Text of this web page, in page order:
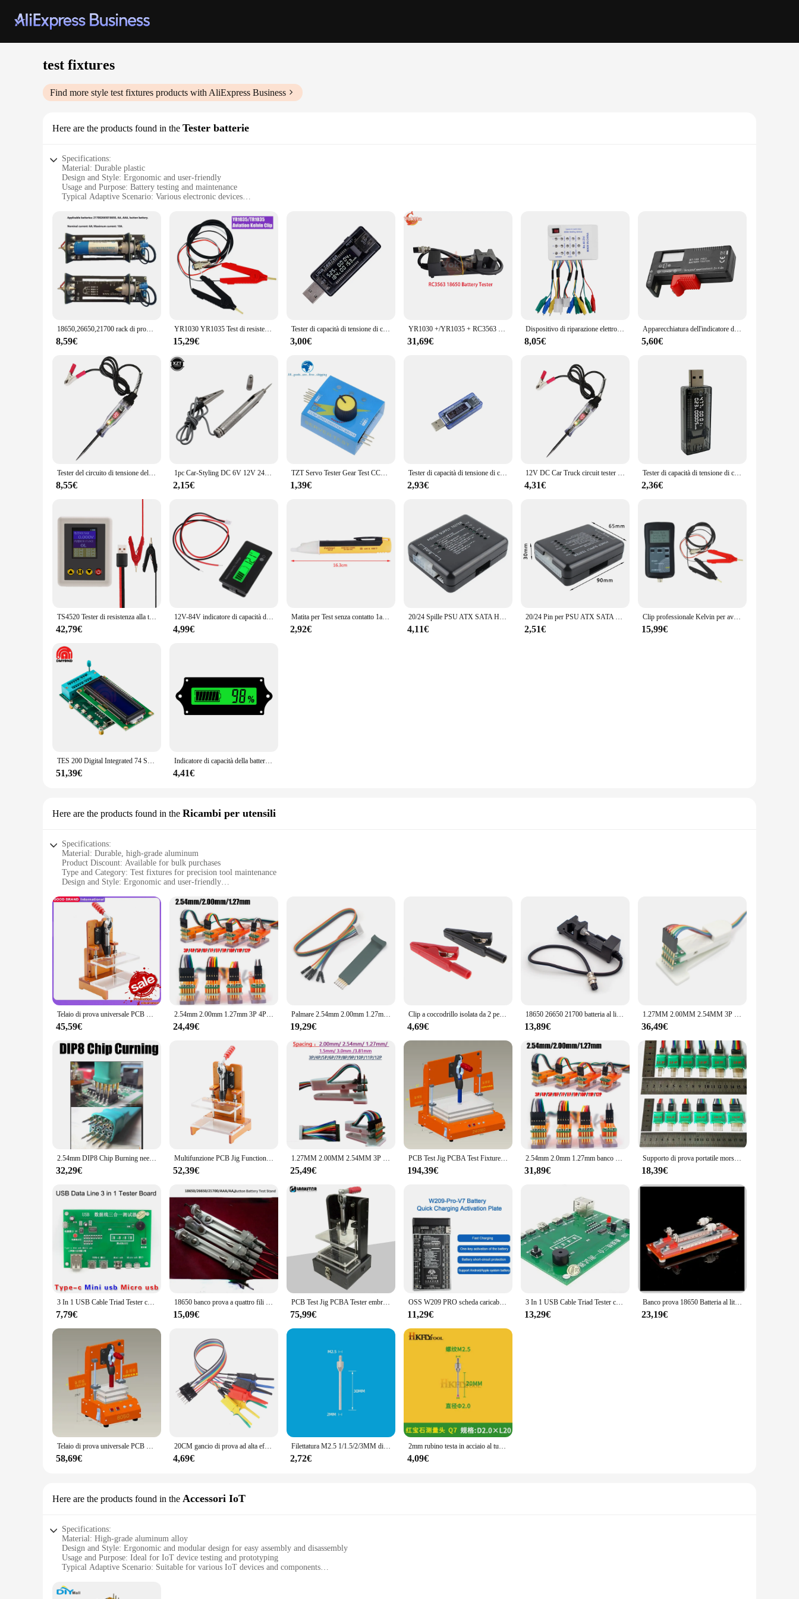
test fixtures
Find more style test fixtures products with AliExpress Business
Here are the products found in the Tester batterie
Specifications:
Material: Durable plastic
Design and Style: Ergonomic and user-friendly
Usage and Purpose: Battery testing and maintenance
Typical Adaptive Scenario: Various electronic devices
Performance and Property: Accurate and reliable test results
Features:
**Precision in Testing**
The test fixtures are meticulously designed to provide precise and accurate testing for batteries. The durable plastic construction ensures longevity and reliability, making them an essential tool for
professionals and hobbyists alike. The ergonomic design of these test fixtures allows for easy handling and efficient testing, making them an indispensable part of any battery maintenance routine.
**Versatility in Application**
These test fixtures are not limited to a specific type of battery; they are versatile enough to cater to a wide range of electronic devices. Whether you're testing the performance of a laptop battery, a
smartphone battery, or any other device that requires a reliable power source, these test fixtures will deliver accurate results. Their compact and portable nature make them ideal for use in various
settings, from a professional workshop to a DIY enthusiast's home lab.
**Ease of Use and Convenience**
The test fixtures are designed with user convenience in mind. They are straightforward to use, with clear instructions and easy-to-read indicators that provide immediate feedback on battery
streamline your battery testing process, ensuring that you get reliable and consistent results every time.
18650,26650,21700 rack di prova della batteria, rack di prova a quattro fili, dispositivo della scatola della batteria, rack di resistenza interna di capacità
8,59€
YR1030 YR1035 Test di resistenza interna della batteria Clip Kelvin 18650 26650 32650 Test della batteria morsetto Kelvin
15,29€
Tester di capacità di tensione di corrente USB Volt rilevamento della tensione di corrente Tester di capacità del caricatore Tester Tester di alimentazione Mobile Test della batteria
3,00€
YR1030 +/YR1035 + RC3563 18650 Tester batteria tensione batteria al litio resistenza interna Tester apparecchio strumento Tester di alimentazione della batteria
31,69€
Dispositivo di riparazione elettromobile Controller per veicoli elettrici Test della batteria rilevamento della manutenzione per Tester E-bike 24V 36V 48V 60V 72V
8,05€
Apparecchiatura dell'indicatore del Tester della capacità della batteria strumento di prova universale accessorio di misurazione del dispositivo di controllo del Volt compatto
5,60€
Tester del circuito di tensione del camion dell'automobile strumenti automatici 3-36V penna di prova della sonda diagnostica dell'auto lampadina strumenti elettrici della penna di misurazione
8,55€
1pc Car-Styling DC 6V 12V 24V sistema di illuminazione sonda di prova lampada continuità auto circuito di tensione elettronico Tester cavo diagnostico
2,15€
TZT Servo Tester Gear Test CCPM coerenza Master Checker 3CH 4.8-6V con spia luminosa
1,39€
Tester di capacità di tensione di corrente USB Volt rilevamento della tensione di corrente Tester di capacità del caricatore Tester Tester di alimentazione Mobile Test della batteria
2,93€
12V DC Car Truck circuit tester circuito di tensione automobilistico Test per Auto voltmetro lampadina strumenti diagnostici per automobili riparazione automatica
4,31€
Tester di capacità di tensione di corrente USB Volt rilevamento della tensione di corrente Tester di capacità del caricatore Tester Tester di alimentazione Mobile Test della batteria
2,36€
TS4520 Tester di resistenza alla tensione A 4 fili AC 1.77 'Display TFT Tester di resistenza della batteria con cavo di prova da USB A Kelvin di tipo A
42,79€
12V-84V indicatore di capacità della batteria al piombo acido voltmetro Monitor LCD voltmetro
4,99€
Matita per Test senza contatto 1ac-d penna elettrica a induzione Ultra-sicura rilevatore VD02
2,92€
20/24 Spille PSU ATX SATA HDD Tester Dell'alimentazione elettrica LED di Indicazione di Diagnostica Strumento di Test per Anodo, Catodo 12 V 5 V 3.3 V
4,11€
20/24 Pin per PSU ATX SATA HDD Checker Meter misura indicazione LED strumento diagnostico test per PC Computer Power Supply Tester
2,51€
Clip professionale Kelvin per aviazione YR1035 per test resistenza interna della batteria per batteria compatta 18650 26650
15,99€
TES 200 Digital Integrated 74 Series 40 Series Circuit Tester Ic Tester IC Logic Gate Test circuito integrato Checker Tool Parts
51,39€
Indicatore di capacità della batteria al litio acido al piombo 12V/24V/36V/48V Indicatore di capacità LED Tester batteria indicatore di livello di carica Livello di potenza Test del rilevatore
4,41€
Here are the products found in the Ricambi per utensili
Specifications:
Material: Durable, high-grade aluminum
Product Discount: Available for bulk purchases
Type and Category: Test fixtures for precision tool maintenance
Design and Style: Ergonomic and user-friendly
Typical Adaptive Scenario: Suitable for professional workshops and DIY enthusiasts
Shape or Size or Weight or Quantity: Versatile set configurations to suit various tool types
Features:
**Precision and Reliability**
The test fixtures are meticulously crafted from high-grade aluminum, ensuring both durability and precision. Designed to support a variety of tools, these fixtures are not just robust but also engineered
to enhance the efficiency of tool maintenance and repair. The ergonomic design allows for comfortable handling, reducing fatigue during prolonged use. Whether you're a professional mechanic or a
hobbyist, these test fixtures are the perfect addition to your toolkit, promising reliability and consistency in your work.
**Versatility and Adaptability**
These test fixtures come in a variety of configurations, catering to different tool types and sizes. The adaptive nature of the fixtures makes them suitable for a wide range of applications, from
precision calibration to general tool maintenance. The sets are designed to be user-friendly, making them accessible to both novices and seasoned professionals. The wholesale availability and support
from reliable vendors and suppliers ensure that you have access to the best tools for your needs.
The test fixtures are engineered to optimize the efficiency of tool maintenance and repair. They are not just about durability; they are about streamlining your workflow. The sets are designed to be
easily accessible, allowing for quick tool changes and reducing downtime. Whether you're a vendor, supplier, or an individual looking to improve your tool management, these test fixtures are an
essential addition to your toolbox. With their high-quality performance and property, they are sure to become an indispensable part of your tool arsenal.
Telaio di prova universale PCB Test Jig Stereo Frame PCBA Test Circuit Board Fixture Tool
45,59€
2.54mm 2.00mm 1.27mm 3P 4P 5P 6P 7P 8P 9P 10P PCB Test stand clip morsetto dispositivo Download programmazione burning JTAG sonda pin
24,49€
Palmare 2.54mm 2.00mm 1.27mm 3P 4P 5P 6P PCB Test Stand masterizzazione Clip pin dispositivo Debug Download programma ARM emulatore sonda JTAG
19,29€
Clip a coccodrillo isolata da 2 pezzi Clip di prova della batteria da 2mm Clip di prova per tester per multimetro a Banana femmina sonda per cavi a penna Clip a coccodrillo
4,69€
18650 26650 21700 batteria al litio sistema a quattro fili misuratore di resistenza interna staffa di prova supporto per morsetto per batteria
13,89€
1.27MM 2.00MM 2.54MM 3P 4P 5P 6P 7P PCB Test Stand masterizzazione Clip pin dispositivo Debug Download programma ARM JTAG emulatore strumenti sonda
36,49€
2.54mm DIP8 Chip Burning needle 2 x4p PCB Test Stand Fixture Firmware Burn test sonda pin a molla per Chip da 6.2mm
32,29€
Multifunzione PCB Jig Functional Test Stand FCT Jig ICT Circuit Board telaio di prova universale PCBA Tester Fixture Stroke 60MM
52,39€
1.27MM 2.00MM 2.54MM 3P 4P 5P 6P 8P 12P PCB banco di prova Clip di combustione morsetto Pin dispositivo Debug Download programma braccio JTAG strumento sonda
25,49€
PCB Test Jig PCBA Test Fixture Tool telaio di prova universale apparecchio in bachelite Test Rack Circuit Board Test Fixture Pin Plate
194,39€
2.54mm 2.0mm 1.27mm banco di prova PCB Clip morsetto dispositivo Download programmazione Burning JTAG sonda Pin 3P 4P 5P 6P 7P 8P 10P cavo
31,89€
Supporto di prova portatile morsetto a Clip per PCB 2.54mm 2.00mm 1.27mm dispositivo di Download programma di masterizzazione JTAG sonda Pin 3P 4P 5P 6P 7P 8P cavo
18,39€
3 In 1 USB Cable Triad Tester cavo di ricarica scheda di prova Tpye-c Mini USB Micro PCB Board Data Wire Test Fixture
7,79€
18650 banco prova a quattro fili batteria supporto per Tester di capacità 26650 apparecchio batteria supporto per Tester di resistenza interna AA
15,09€
PCB Test Jig PCBA Tester embrione telaio telaio di prova universale banco di prova circuito di rilevamento staffa apparecchio 130x70mm
75,99€
OSS W209 PRO scheda caricabatteria per IPhone 6-13 Pro Max dispositivo di prova per Huawei Samsung strumento di riparazione di attivazione delle batterie
11,29€
3 In 1 USB Cable Triad Tester cavo di ricarica scheda di prova Tpye-c Mini USB Micro PCB Board Data Wire Test Fixture
13,29€
Banco prova 18650 Batteria al litio 26800 Dispositivo 32650 Capacità 26650 Corrente massima 21700 Supporto 20A
23,19€
Telaio di prova universale PCB Test Jig PCBA Test Fixture Tool apparecchio in bachelite Test Rack Circuit Board Test Fixture Pin Plate
58,69€
20CM gancio di prova ad alta efficienza Clip analizzatore logico cavo pinza sonda Kit morsetto di prova per chip pin Test di collegamento
4,69€
Filettatura M2.5 1/1.5/2/3MM diametro dell'ago indicatore di prova del quadrante punto di contatto 10/20/30/40/50MM strumento di misurazione della lunghezza nuovo
2,72€
2mm rubino testa in acciaio al tungsteno OD 10mm 20mm misura lunghezza M2.5 filetto micrometro altezza leva quadrante Test calibro punta indicatore sonda
4,09€
Here are the products found in the Accessori IoT
Specifications:
Material: High-grade aluminum alloy
Design and Style: Ergonomic and modular design for easy assembly and disassembly
Usage and Purpose: Ideal for IoT device testing and prototyping
Typical Adaptive Scenario: Suitable for various IoT devices and components
Performance and Property: Robust and durable, ensuring reliable testing results